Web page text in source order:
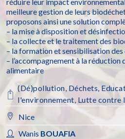
meilleure gestion de leurs
proposons ainsi une solution
– la mise à disposition et
– la collecte et le traitement des
– la formation et sensibilisation des
– l’accompagnement à la réduction
alimentaire
(Dé)pollution, Déchets,
l'environnement, Lutte contre
Nice
Wanis BOUAFIA